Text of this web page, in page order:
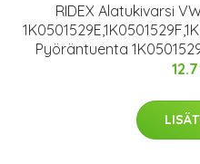
RIDEX Alatukivarsi
Pyöräntuenta